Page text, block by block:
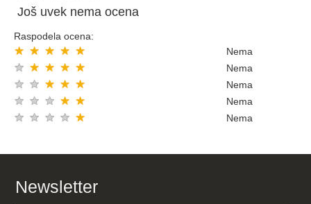
Još uvek nema ocena
Raspodela ocena:
★
★
★
★
★ Nema
★
★
★
★
★ Nema
★
★
★
★
★ Nema
★
★
★
★
★ Nema
★
★
★
★
★ Nema
Newsletter